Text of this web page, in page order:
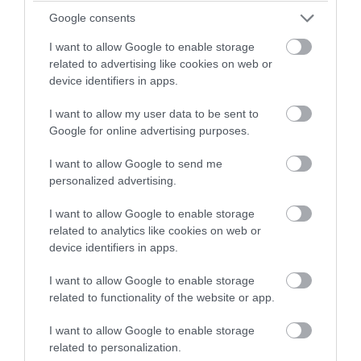
Google consents
I want to allow Google to enable storage
related to advertising like cookies on web or
device identifiers in apps.
I want to allow my user data to be sent to
Google for online advertising purposes.
I want to allow Google to send me
personalized advertising.
I want to allow Google to enable storage
related to analytics like cookies on web or
device identifiers in apps.
I want to allow Google to enable storage
related to functionality of the website or app.
I want to allow Google to enable storage
related to personalization.
να προστατεύουν το δέρμα σας από
φθορές – επιβραδύνοντας τη
διαδικασία γήρανσης και βοηθώντας
στην πρόληψη των ρυτίδων. Επιπλέον, το
εκχύλισμα φύλλων γκουάβας ενδέχεται
να βοηθήσει στη θεραπεία
της ακμής όταν εφαρμόζεται απευθείας
στο δέρμα. Απαιτούνται περισσότερες
γκουάβας και του εκχυλίσματός της στη
διατήρηση της υγείας του δέρματος.
ΕΙΔΗΣΕΙΣ ΣΗΜΕΡΑ
Google: Τέλος σε λειτουργία του Drive